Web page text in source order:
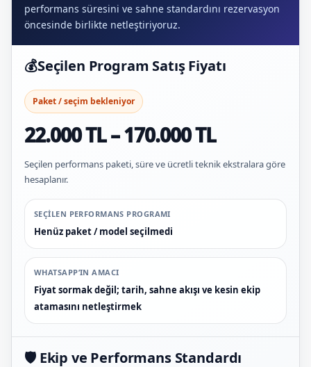
performans süresini ve sahne standardını rezervasyon
öncesinde birlikte netleştiriyoruz.
💰Seçilen Program Satış Fiyatı
Paket / seçim bekleniyor
22.000 TL – 170.000 TL
Seçilen performans paketi, süre ve ücretli teknik ekstralara göre
hesaplanır.
SEÇILEN PERFORMANS PROGRAMI
Henüz paket / model seçilmedi
WHATSAPP’IN AMACI
Fiyat sormak değil; tarih, sahne akışı ve kesin ekip
atamasını netleştirmek
🛡️ Ekip ve Performans Standardı